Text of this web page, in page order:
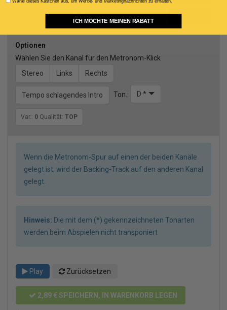
backgroundgesang
Männlicher leadgesang
Optionen
Wählen Sie den Kanal für den Metronom-Klick
Stereo
Links Rechts
Tempo schlagendes Intro Ton.: D *
Var.: 0 Qualität: TOP
Wenn die Metronom-Spur auf einen der beiden Kanäle
gelegt ist, wird der Backing-Track auf den anderen Kanal
gelegt.
Hinweis: Die mit dem (*) gekennzeichneten Tonarten
werden beim Abspielen nicht transponiert
Play Zurücksetzen
2,89 € SPEICHERN, IN WARENKORB LEGEN
ICH MÖCHTE MEINEN RABATT